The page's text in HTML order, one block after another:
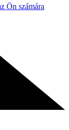
Ön számára